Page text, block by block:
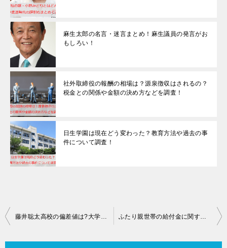
麻生太郎の名言・迷言まとめ！麻生議員の発言がお
もしろい！
社外取締役の報酬の相場は？源泉徴収はされるの？
税金との関係や金額の決め方などを調査！
日生学園は現在どう変わった？教育方法や過去の事
件について調査！
投